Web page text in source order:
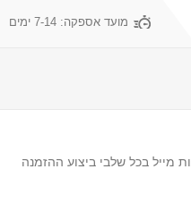
מועד אספקה: 7-14 ימים
מייל בכל שלבי ביצוע ההזמנה